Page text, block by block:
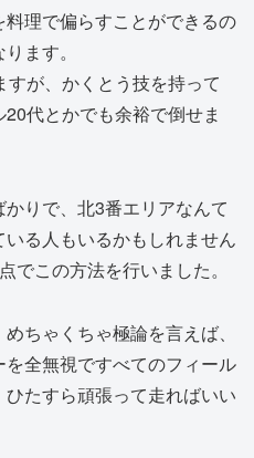
理で偏らすことができるの
ます。
が、かくとう技を持って
代とかでも余裕で倒せま
りで、北3番エリアなんて
る人もいるかもしれません
でこの方法を行いました。
ちゃくちゃ極論を言えば、
全無視ですべてのフィール
たすら頑張って走ればいい